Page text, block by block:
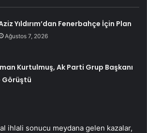
Yıldırım’dan Fenerbahçe İçin Plan
Ağustos 7, 2026
Kurtulmuş, Ak Parti Grup Başkanı
Görüştü
ihlali sonucu meydana gelen kazalar,